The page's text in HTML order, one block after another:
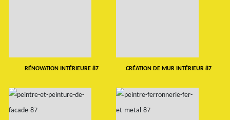
RÉNOVATION INTÉRIEURE 87 CRÉATION DE MUR INTÉRIEUR 87